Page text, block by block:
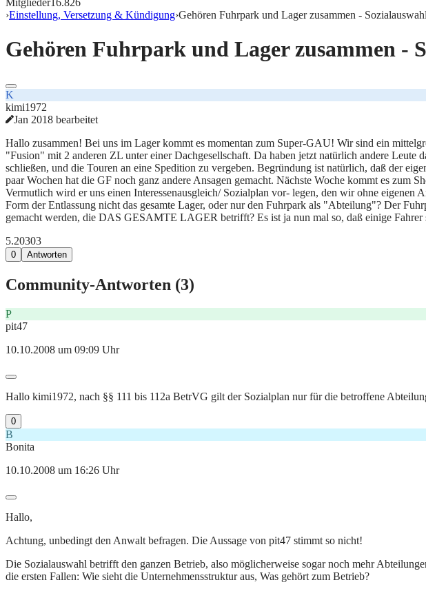
Mitglieder16.826
›Einstellung, Versetzung & Kündigung›Gehören Fuhrpark und Lager zusammen -
Gehören Fuhrpark und Lager zusammen
K
kimi1972
Jan 2018 bearbeitet
Hallo zusammen! Bei uns im Lager kommt es momentan zum Super-GAU! Wir sind ein
"Fusion" mit 2 anderen ZL unter einer Dachgesellschaft. Da haben jetzt natürlich andere Leute
schließen, und die Touren an eine Spedition zu vergeben. Begründung ist natürlich, daß der
paar Wochen hat die GF noch ganz andere Ansagen gemacht. Nächste Woche kommt es
Vermutlich wird er uns einen Interessenausgleich/ Sozialplan vor- legen, den wir ohne
Form der Entlassung nicht das gesamte Lager, oder nur den Fuhrpark als "Abteilung"? Der
gemacht werden, die DAS GESAMTE LAGER betrifft? Es ist ja nun mal so, daß einige
5.20303
0 Antworten
Community-Antworten (3)
P
pit47
10.10.2008 um 09:09 Uhr
Hallo kimi1972, nach §§ 111 bis 112a BetrVG gilt der Sozialplan nur für die betroffene
0
B
Bonita
10.10.2008 um 16:26 Uhr
Hallo,
Achtung, unbedingt den Anwalt befragen. Die Aussage von pit47 stimmt so nicht!
Die Sozialauswahl betrifft den ganzen Betrieb, also möglicherweise sogar noch mehr
die ersten Fallen: Wie sieht die Unternehmensstruktur aus, Was gehört zum Betrieb?